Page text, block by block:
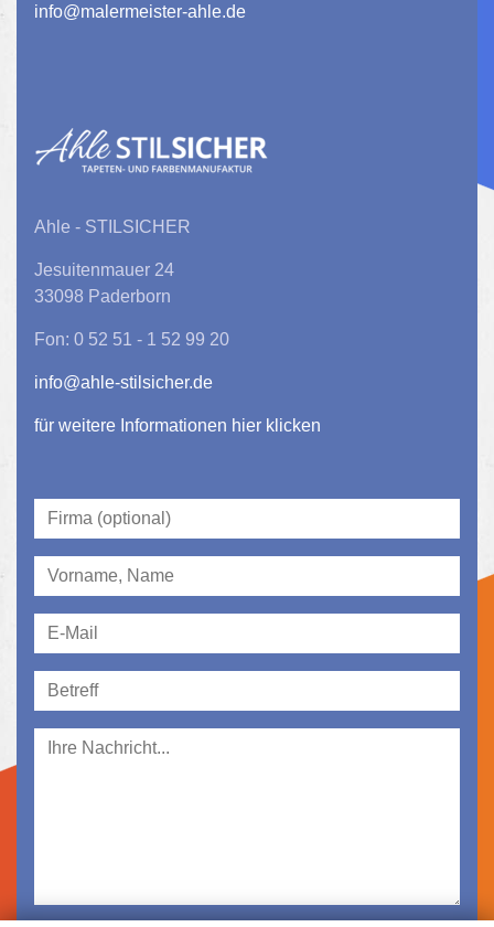
info@malermeister-ahle.de
Ahle - STILSICHER
Jesuitenmauer 24
33098 Paderborn
Fon: 0 52 51 - 1 52 99 20
info@ahle-stilsicher.de
für weitere Informationen hier klicken